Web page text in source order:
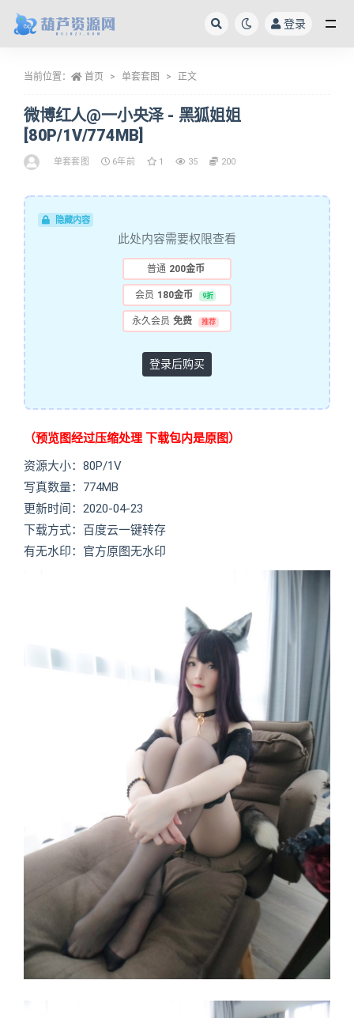
登录
当前位置： 首页 单套套图 正文
微博红人@一小央泽 - 黑狐姐姐
[80P/1V/774MB]
单套套图 6年前 1 35 200
隐藏内容
此处内容需要权限查看
普通 200金币
会员 180金币 9折
永久会员 免费 推荐
登录后购买
（预览图经过压缩处理 下载包内是原图）
资源大小：80P/1V
写真数量：774MB
更新时间：2020-04-23
下载方式：百度云一键转存
有无水印：官方原图无水印